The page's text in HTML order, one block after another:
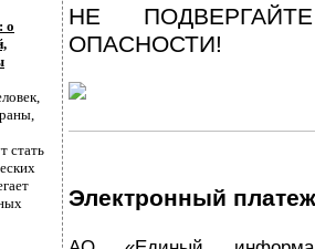
о
стать
НЕ
ОПАСНОСТИ!
Электронный